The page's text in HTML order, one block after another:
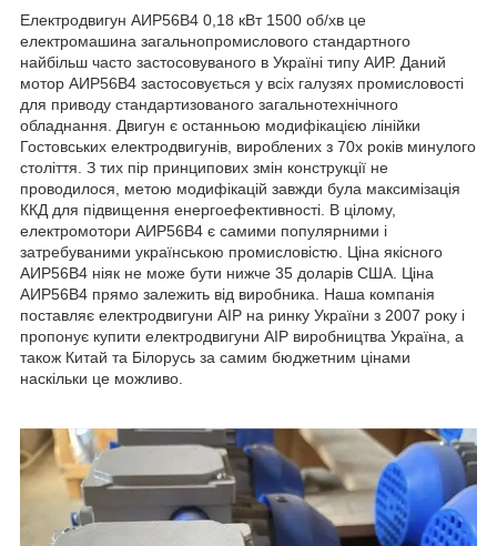
Електродвигун АИР56В4 0,18 кВт 1500 об/хв це
електромашина загальнопромислового стандартного
найбільш часто застосовуваного в Україні типу АИР. Даний
мотор АИР56В4 застосовується у всіх галузях промисловості
для приводу стандартизованого загальнотехнічного
обладнання. Двигун є останньою модифікацією лінійки
Гостовських електродвигунів, вироблених з 70х років минулого
століття. З тих пір принципових змін конструкції не
проводилося, метою модифікацій завжди була максимізація
ККД для підвищення енергоефективності. В цілому,
електромотори АИР56В4 є самими популярними і
затребуваними українською промисловістю. Ціна якісного
АИР56В4 ніяк не може бути нижче 35 доларів США. Ціна
АИР56В4 прямо залежить від виробника. Наша компанія
поставляє електродвигуни АІР на ринку України з 2007 року і
пропонує купити електродвигуни АІР виробництва Україна, а
також Китай та Білорусь за самим бюджетним цінами
наскільки це можливо.